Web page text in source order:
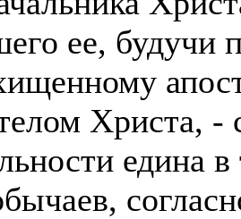
ее, будучи
Христа, -
едина